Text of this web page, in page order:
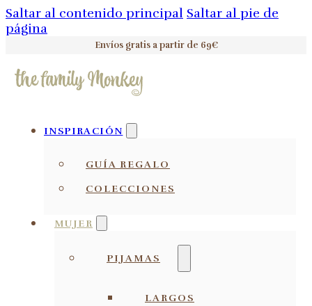
Saltar al contenido principal Saltar al pie de
página
Envíos gratis a partir de 69€
INSPIRACIÓN
GUÍA REGALO
COLECCIONES
MUJER
PIJAMAS
LARGOS